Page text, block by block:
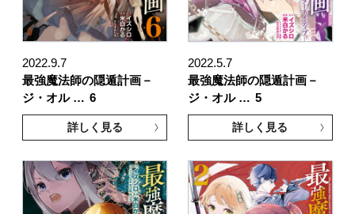
2022.9.7
最強魔法師の隠遁計画－
ジ・オル … 6
詳しく見る
2022.5.7
最強魔法師の隠遁計画－
ジ・オル … 5
詳しく見る